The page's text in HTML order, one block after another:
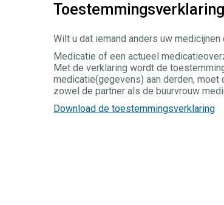
Toestemmingsverklaring
Wilt u dat iemand anders uw
Medicatie of een actueel
Met de verklaring wordt de
medicatie(gegevens) aan derden,
zowel de partner als de buurvrouw
Download de toestemmingsverklaring